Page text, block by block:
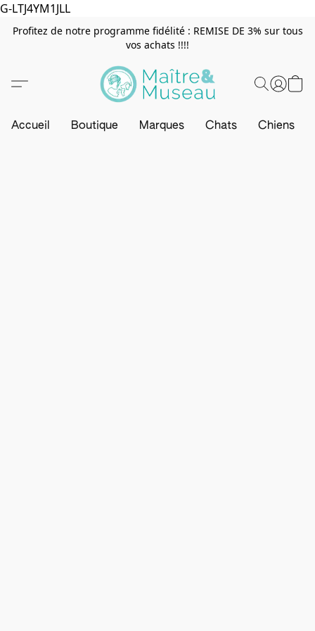
G-LTJ4YM1JLL
Profitez de notre programme fidélité : REMISE DE 3% sur tous
vos achats !!!!
Accueil Boutique Marques Chats Chiens